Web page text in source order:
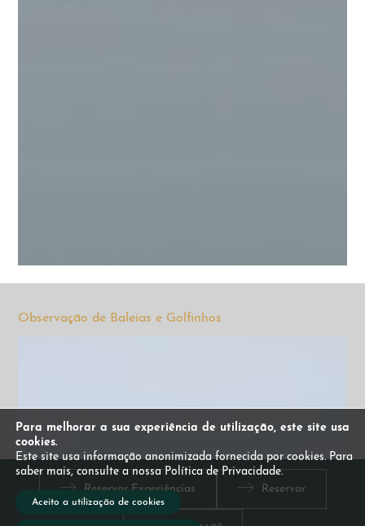
Observação de Baleias e Golfinhos
Para melhorar a sua experiência de utilização, este site usa
cookies.
Este site usa informação anonimizada fornecida por cookies. Para
saber mais, consulte a nossa Política de Privacidade.
Aceito a utilização de cookies
Reservar Experiências Reservar